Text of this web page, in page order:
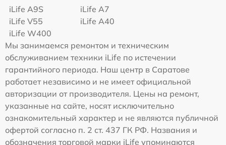
iLife A9S
iLife A7
iLife V55
iLife A40
iLife W400
Мы занимаемся ремонтом и техническим
обслуживанием техники iLife по истечении
гарантийного периода. Наш центр в Саратове
работает независимо и не имеет официальной
авторизации от производителя. Цены на ремонт,
указанные на сайте, носят исключительно
ознакомительный характер и не являются публичной
офертой согласно п. 2 ст. 437 ГК РФ. Названия и
обозначения торговой марки iLife упоминаются